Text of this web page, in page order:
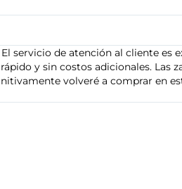
servicio de atención al cliente es
y sin costos adicionales. Las
volveré a comprar en